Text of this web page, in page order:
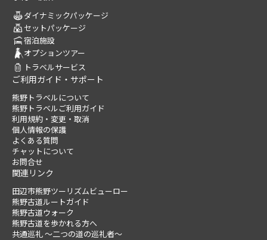
ダイナミックパッケージ
セットパッケージ
宿泊施設
オプションツアー
トラベルサービス
ご利用ガイド・サポート
熊野トラベルについて
熊野トラベルご利用ガイド
利用規約・変更・取消
個人情報の保護
よくある質問
チャットについて
お問合せ
関連リンク
田辺市熊野ツーリズムビューロー
熊野古道ルートガイド
熊野古道ウォーク
熊野古道を歩かれる方へ
共通巡礼 ～二つの道の巡礼者～